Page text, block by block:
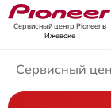
Сервисный центр Pioneerв
Ижевске
Сервисный